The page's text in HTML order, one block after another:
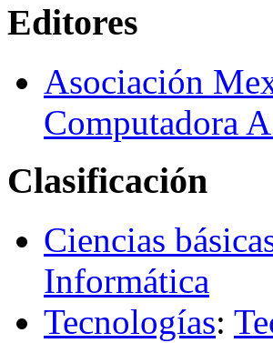
Editores
Asociación
Computadora
Clasificación
Ciencias
Informática
Tecnologías: